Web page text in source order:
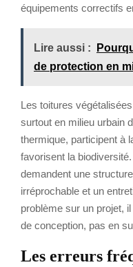
équipements correctifs
Lire aussi :
de protection en
Les toitures
surtout en milieu urbain
thermique, participent à
favorisent la
demandent une
irréprochable et un
problème sur un projet,
de conception, pas en
Les erreurs